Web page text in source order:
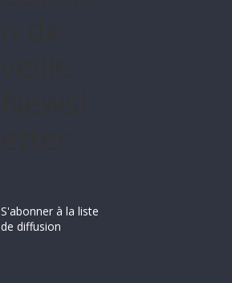
S'abonner à la liste
de diffusion